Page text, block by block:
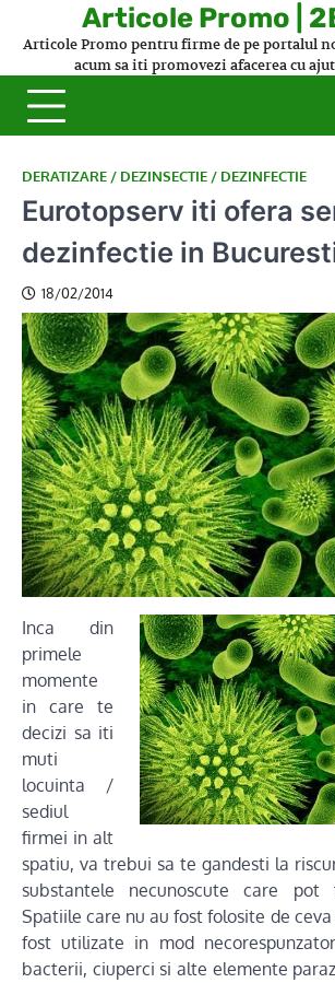
Articole Promo |
Articole Promo pentru firme de pe portalul
acum sa iti promovezi afacerea cu
DERATIZARE / DEZINSECTIE / DEZINFECTIE
Eurotopserv iti ofera
dezinfectie in
18/02/2014
Inca din
primele
momente
in care te
decizi sa iti
muti
locuinta /
sediul
firmei in alt
spatiu, va trebui sa te gandesti la
substantele necunoscute care
Spatiile care nu au fost folosite de
fost utilizate in mod
bacterii, ciuperci si alte elemente